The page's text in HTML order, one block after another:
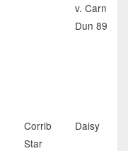
v. Carna
Dun 89
Corrib
Star
Daisy